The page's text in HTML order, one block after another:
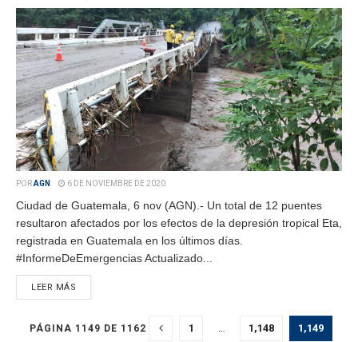
PORAGN 6 DE NOVIEMBRE DE 2020
Ciudad de Guatemala, 6 nov (AGN).- Un total de 12 puentes
resultaron afectados por los efectos de la depresión tropical Eta,
registrada en Guatemala en los últimos días.
#InformeDeEmergencias Actualizado...
LEER MÁS
PÁGINA 1149 DE 1162 1 … 1,148 1,149